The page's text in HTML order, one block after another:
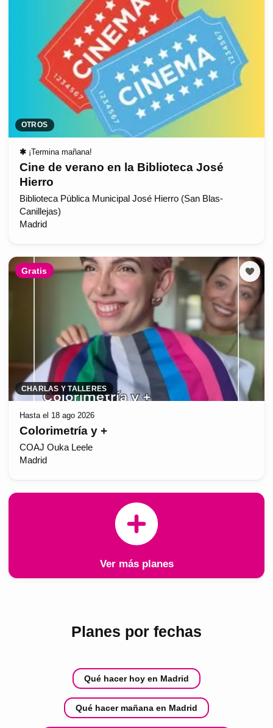
OTROS
✱ ¡Termina mañana!
Cine de verano en la Biblioteca José
Hierro
Biblioteca Pública Municipal José Hierro (San Blas-
Canillejas)
Madrid
Gratis
CHARLAS Y TALLERES
Hasta el 18 ago 2026
Colorimetría y +
COAJ Ouka Leele
Madrid
Ver más planes
Planes por fechas
Qué hacer hoy en Madrid
Qué hacer mañana en Madrid